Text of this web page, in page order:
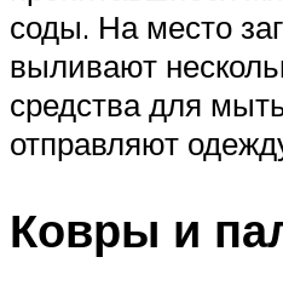
соды. На место
выливают
средства для
отправляют
Ковры и